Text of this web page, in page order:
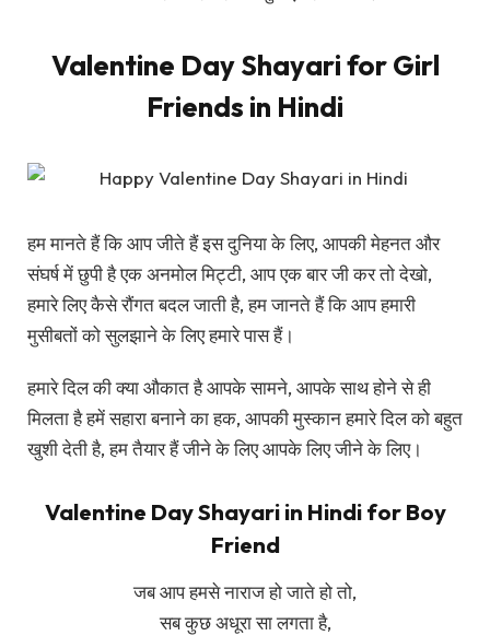
Valentine Day Shayari for Girl
Friends in Hindi
हम मानते हैं कि आप जीते हैं इस दुनिया के लिए, आपकी मेहनत और
संघर्ष में छुपी है एक अनमोल मिट्टी, आप एक बार जी कर तो देखो,
हमारे लिए कैसे रौंगत बदल जाती है, हम जानते हैं कि आप हमारी
मुसीबतों को सुलझाने के लिए हमारे पास हैं।
हमारे दिल की क्या औकात है आपके सामने, आपके साथ होने से ही
मिलता है हमें सहारा बनाने का हक, आपकी मुस्कान हमारे दिल को बहुत
खुशी देती है, हम तैयार हैं जीने के लिए आपके लिए जीने के लिए।
Valentine Day Shayari in Hindi for Boy
Friend
जब आप हमसे नाराज हो जाते हो तो,
सब कुछ अधूरा सा लगता है,